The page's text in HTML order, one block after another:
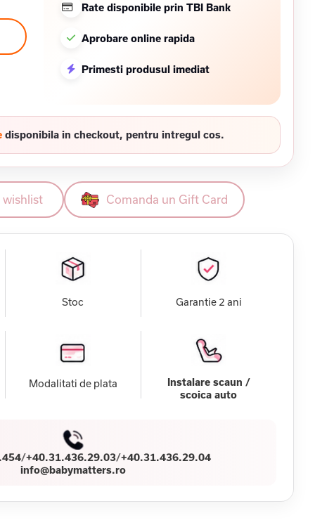
Rate disponibile prin TBI Bank
Aprobare online rapida
Primesti produsul imediat
disponibila in checkout, pentru intregul cos.
wishlist Comanda un Gift Card
Stoc Garantie 2 ani
Modalitati de plata
Instalare scaun /
scoica auto
/+40.31.436.29.03/+40.31.436.29.04
info@babymatters.ro